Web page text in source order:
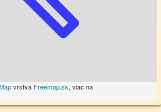
vrstva Freemap.sk, viac na